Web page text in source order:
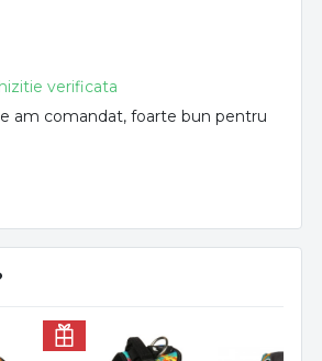
verificata
am comandat, foarte bun pentru